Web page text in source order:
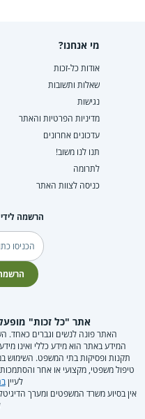
מי אנחנו?
אודות כל-זכות
שאלות ותשובות
נגישות
מדיניות הפרטיות והאתר
עדכונים אחרונים
תנו לנו משוב!
לתרומה
כניסה לצוות האתר
הרשמה
דוא"ל
אתר "כל זכות"
האתר פונה לנשים וגברים כאחד.
המידע באתר הוא מידע כללי ואינו
תקנות ופסיקות בתי המשפט. השימוש
טיפול משפטי, מקצועי או אחר
לעיין
אין בסיוע משרד המשפטים ומערך